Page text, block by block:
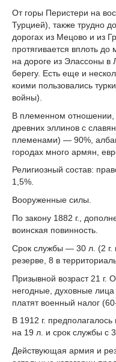
От горы Перистери на
Турцией), также трудно
дорогах из Мецово и из
протягивается вплоть
на дороге из Элассоны
берегу. Есть еще и
коими пользовались
войны).
В племенном отношении,
древних эллинов с
племенами) — 90%,
городах много армян,
Религиозный состав:
1,5%.
Вооруженные силы.
По закону 1882 г.,
воинская повинность.
Срок службы — 30 л. (2 г.
резерве, 8 в
Призывной возраст 21 г.
негодные, духовные
платят военный налог
В 1912 г. предполагалось
на 19 л. и срок службы с
Действующая армия и